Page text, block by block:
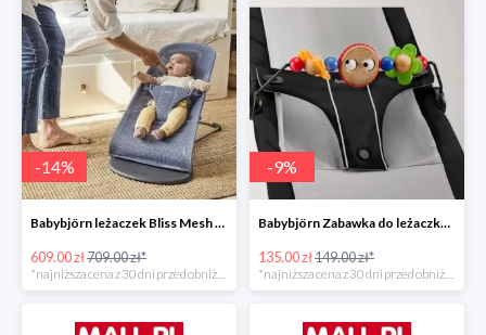
-14%
Babybjörn leżaczek Bliss Mesh State Blue
609.00 zł709.00 zł*
*najniższa cena z 30 dni przed obniżką
-9%
Babybjörn Zabawka do leżaczka Balance
135.00 zł149.00 zł*
*najniższa cena z 30 dni przed obniżką